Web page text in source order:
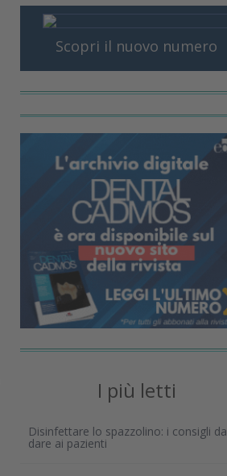
Scopri il nuovo numero
I più letti
Disinfettare lo spazzolino: i consigli da
dare ai pazienti